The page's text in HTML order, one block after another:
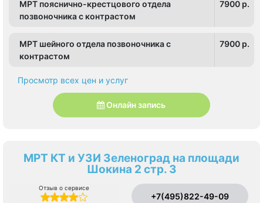
МРТ пояснично-крестцового отдела
позвоночника с контрастом
7900 p.
МРТ шейного отдела позвоночника с
контрастом
7900 p.
Просмотр всех цен и услуг
Онлайн запись
МРТ КТ и УЗИ Зеленоград на площади
Шокина 2 стр. 3
Отзыв о сервисе
+7(495)822-49-09